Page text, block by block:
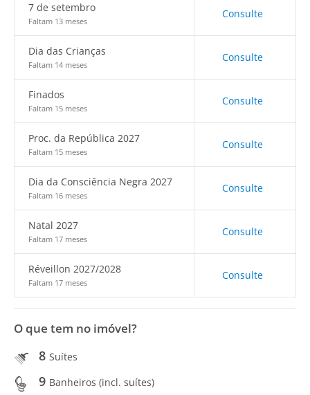
7 de setembro
Faltam 13 meses
Consulte
Dia das Crianças
Faltam 14 meses
Consulte
Finados
Faltam 15 meses
Consulte
Proc. da República 2027
Faltam 15 meses
Consulte
Dia da Consciência Negra 2027
Faltam 16 meses
Consulte
Natal 2027
Faltam 17 meses
Consulte
Réveillon 2027/2028
Faltam 17 meses
Consulte
O que tem no imóvel?
8 Suítes
9 Banheiros (incl. suítes)